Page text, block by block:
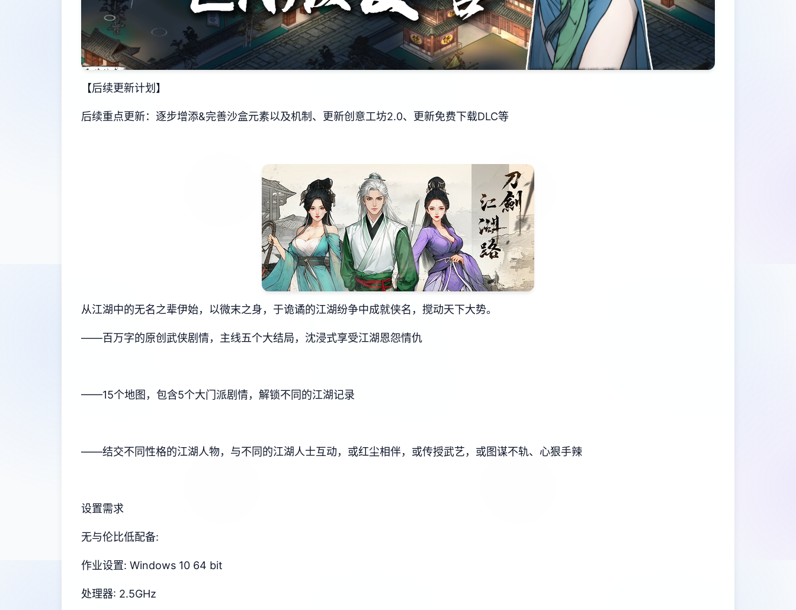
【后续更新计划】
后续重点更新：逐步增添&完善沙盒元素以及机制、更新创意工坊2.0、更新免费下载DLC等
从江湖中的无名之辈伊始，以微末之身，于诡谲的江湖纷争中成就侠名，搅动天下大势。
——百万字的原创武侠剧情，主线五个大结局，沈浸式享受江湖恩怨情仇
——15个地图，包含5个大门派剧情，解锁不同的江湖记录
——结交不同性格的江湖人物，与不同的江湖人士互动，或红尘相伴，或传授武艺，或图谋不轨、心狠手辣
设置需求
无与伦比低配备:
作业设置: Windows 10 64 bit
处理器: 2.5GHz